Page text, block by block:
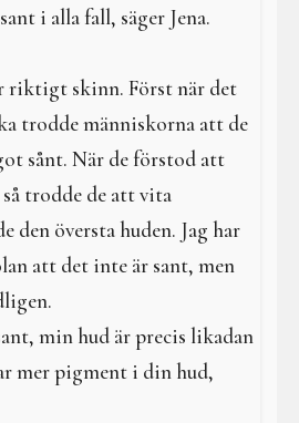
i alla fall, säger Jena.
riktigt skinn. Först när det
trodde människorna att de
sånt. När de förstod att
trodde de att vita
den översta huden. Jag har
att det inte är sant, men
min hud är precis likadan
mer pigment i din hud,